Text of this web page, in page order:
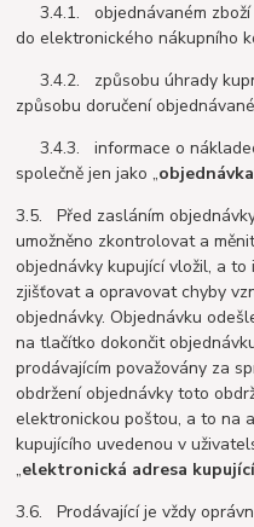
3.4.1. objednávaném zboží
do elektronického nákupního
3.4.2. způsobu úhrady
způsobu doručení
3.4.3. informace o
společně jen jako „objednávka
3.5. Před zasláním
umožněno zkontrolovat a
objednávky kupující vložil, a
zjišťovat a opravovat chyby
objednávky. Objednávku
na tlačítko dokončit
prodávajícím považovány za
obdržení objednávky toto
elektronickou poštou, a to na
kupujícího uvedenou v
„elektronická adresa
3.6. Prodávající je vždy